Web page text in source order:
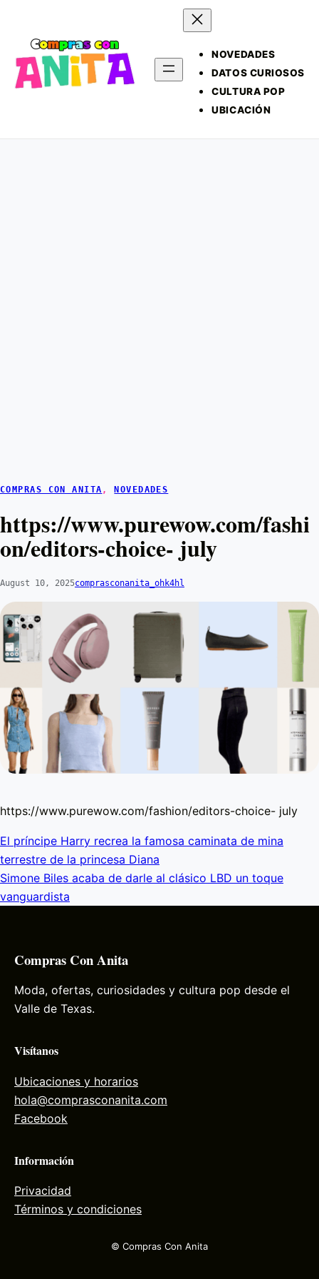
NOVEDADES
DATOS CURIOSOS
CULTURA POP
UBICACIÓN
COMPRAS CON ANITA , NOVEDADES
https://www.purewow.com/fashi
on/editors-choice- july
August 10, 2025comprasconanita_ohk4hl
https://www.purewow.com/fashion/editors-choice- july
El príncipe Harry recrea la famosa caminata de mina
terrestre de la princesa Diana
Simone Biles acaba de darle al clásico LBD un toque
vanguardista
Compras Con Anita
Moda, ofertas, curiosidades y cultura pop desde el
Valle de Texas.
Visítanos
Ubicaciones y horarios
hola@comprasconanita.com
Facebook
Información
Privacidad
Términos y condiciones
© Compras Con Anita